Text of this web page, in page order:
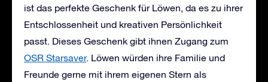
ist das perfekte Geschenk für Löwen, da es zu ihrer
Entschlossenheit und kreativen Persönlichkeit
passt. Dieses Geschenk gibt ihnen Zugang zum
OSR Starsaver. Löwen würden ihre Familie und
Freunde gerne mit ihrem eigenen Stern als